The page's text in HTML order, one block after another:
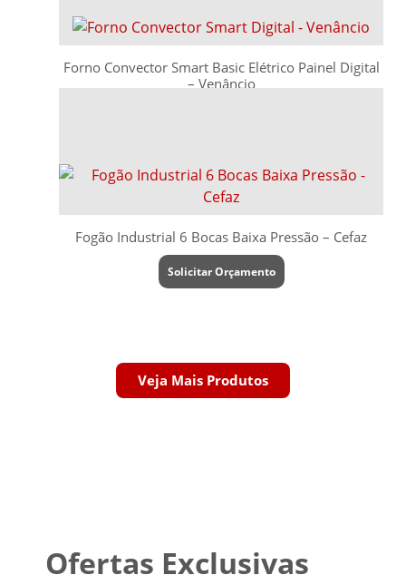
Forno Convector Smart Basic Elétrico Painel Digital
– Venâncio
Fogão Industrial 6 Bocas Baixa Pressão – Cefaz
Solicitar Orçamento
Veja Mais Produtos
Ofertas Exclusivas